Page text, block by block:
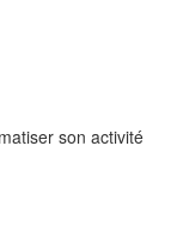
son activité